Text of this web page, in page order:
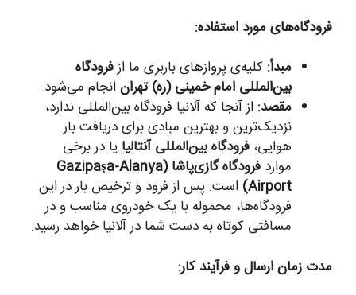
فرودگاه‌های مورد استفاده:
مبدأ: کلیه‌ی پروازهای باربری ما ازفرودگاه
بین‌المللی امام خمینی (ره) تهرانانجام می‌شود.
مقصد: از آنجا که آلانیا فرودگاه بین‌المللی ندارد،
نزدیک‌ترین و بهترین مبادی برای دریافت بار
هوایی، فرودگاه بین‌المللی آنتالیا یا در برخی
موارد
فرودگاه گازی‌پاشا (Gazipaşa-Alanya
Airport) است. پس از فرود و ترخیص بار در این
فرودگاه‌ها، محموله با یک خودروی مناسب و در
مسافتی کوتاه به دست شما در آلانیا خواهد رسید.
مدت زمان ارسال و فرآیند کار: